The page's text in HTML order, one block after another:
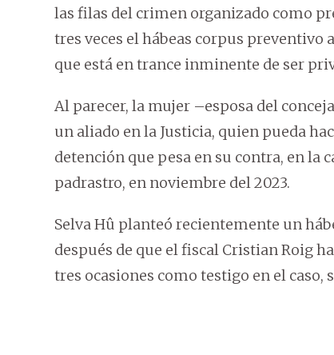
las filas del crimen organizado como
tres veces el hábeas corpus preventivo
que está en trance inminente de ser
Al parecer, la mujer –esposa del
un aliado en la Justicia, quien pueda
detención que pesa en su contra, en la
padrastro, en noviembre del 2023.
Selva Hû planteó recientemente un
después de que el fiscal Cristian Roig
tres ocasiones como testigo en el caso,